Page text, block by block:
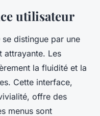
utilisateur
se distingue par une
attrayante. Les
la fluidité et la
Cette interface,
offre des
menus sont